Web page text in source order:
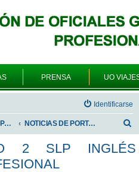
PRENSA UO
Identificarse
FORO GENERAL PARA TODOS LOS USUARIOS NOTICIAS DE PORTADA
s
2 SLP INGLÉS